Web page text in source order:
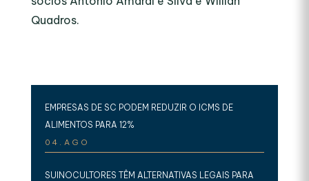
Quadros.
EMPRESAS DE SC PODEM REDUZIR O ICMS DE
ALIMENTOS PARA 12%
04.AGO
SUINOCULTORES TÊM ALTERNATIVAS LEGAIS PARA